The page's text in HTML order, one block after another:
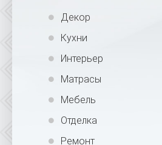
Декор
Кухни
Интерьер
Матрасы
Мебель
Отделка
Ремонт